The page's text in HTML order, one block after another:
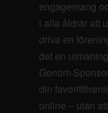
engagemang
i alla åldrar att
driva en
det en
Genom
din
online – utan